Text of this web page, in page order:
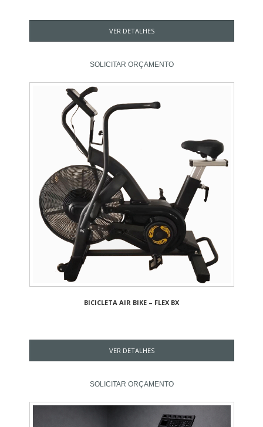
VER DETALHES
SOLICITAR ORÇAMENTO
BICICLETA AIR BIKE – FLEX BX
VER DETALHES
SOLICITAR ORÇAMENTO